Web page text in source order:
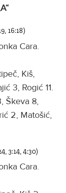
16:18)
Cara.
Kiš,
3, Rogić 11.
Škeva 8,
2, Matošić,
3:14, 4:30)
Cara.